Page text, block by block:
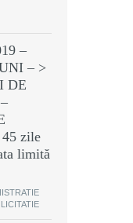
–
– >
DE
zile
limită
LICITATIE